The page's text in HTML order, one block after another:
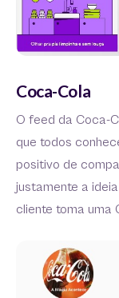
Coca-Cola
O feed da Coca-
que todos
positivo de
justamente a
cliente toma uma